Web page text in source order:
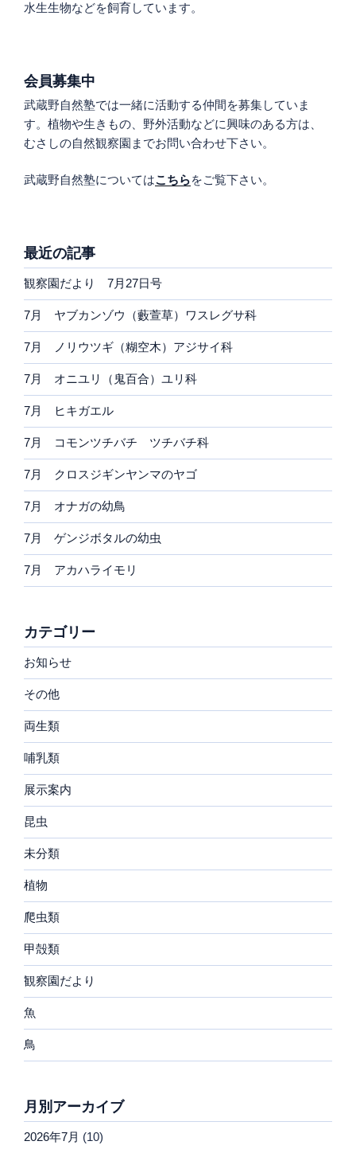
水生生物などを飼育しています。
会員募集中
武蔵野自然塾では一緒に活動する仲間を募集していま
す。植物や生きもの、野外活動などに興味のある方は、
むさしの自然観察園までお問い合わせ下さい。
武蔵野自然塾についてはこちらをご覧下さい。
最近の記事
観察園だより 7月27日号
7月 ヤブカンゾウ（藪萱草）ワスレグサ科
7月 ノリウツギ（糊空木）アジサイ科
7月 オニユリ（鬼百合）ユリ科
7月 ヒキガエル
7月 コモンツチバチ ツチバチ科
7月 クロスジギンヤンマのヤゴ
7月 オナガの幼鳥
7月 ゲンジボタルの幼虫
7月 アカハライモリ
カテゴリー
お知らせ
その他
両生類
哺乳類
展示案内
昆虫
未分類
植物
爬虫類
甲殻類
観察園だより
魚
鳥
月別アーカイブ
2026年7月 (10)